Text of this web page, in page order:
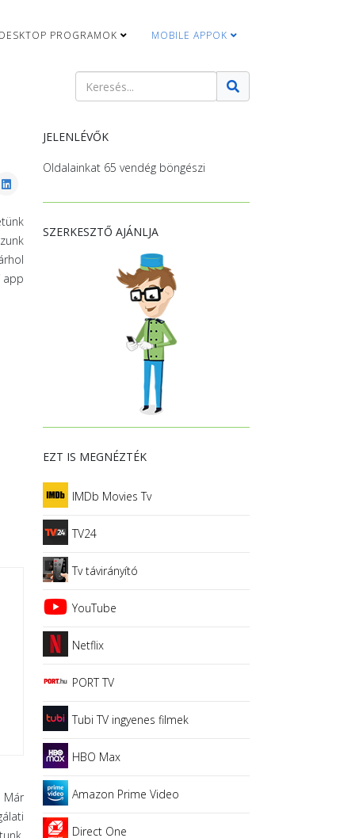
DESKTOP PROGRAMOK MOBILE APPOK
Keresés
app
Már
JELENLÉVŐK
Oldalainkat 65 vendég böngészi
SZERKESZTŐ AJÁNLJA
EZT IS MEGNÉZTÉK
IMDb Movies Tv
TV24
Tv távirányító
YouTube
Netflix
PORT TV
Tubi TV ingyenes filmek
HBO Max
Amazon Prime Video
Direct One